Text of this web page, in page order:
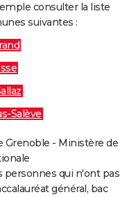
consulter la liste
suivantes :
Salève
Grenoble - Ministère de
personnes qui n'ont pas
général, bac